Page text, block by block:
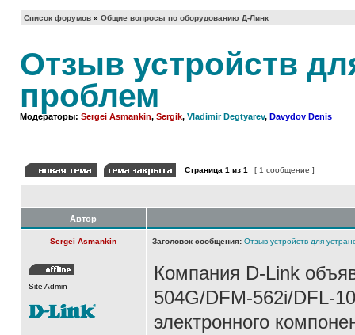
Список форумов » Общие вопросы по оборудованию Д-Линк
Отзыв устройств
проблем
Модераторы: Sergei Asmankin, Sergik, Vladimir Degtyarev, Davydov Denis
Страница 1 из 1 [ 1 сообщение ]
Автор
Sergei Asmankin Заголовок сообщения: Отзыв устройств для
Site Admin
Компания D-Link
504G/DFM-562i/DFL-
электронного